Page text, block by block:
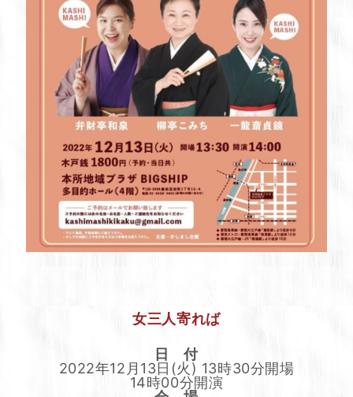
女三人寄れば
日 付
2022年12月13日(火) 13時30分開場
14時00分開演